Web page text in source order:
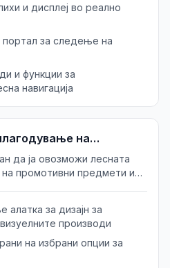
и дисплеј во реално
портал за следење на
и функции за
навигација
на
да ја овозможи лесната
на промотивни предмети и
алатка за дизајн за
производи
на избрани опции за